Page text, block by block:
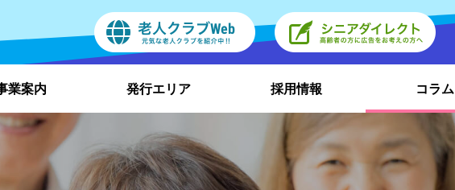
業案内 発行エリア 採用情報 コラム